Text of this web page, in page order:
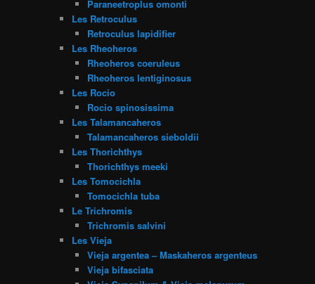
Paraneetroplus omonti
Les Retroculus
Retroculus lapidifier
Les Rheoheros
Rheoheros coeruleus
Rheoheros lentiginosus
Les Rocio
Rocio spinosissima
Les Talamancaheros
Talamancaheros sieboldii
Les Thorichthys
Thorichthys meeki
Les Tomocichla
Tomocichla tuba
Le Trichromis
Trichromis salvini
Les Vieja
Vieja argentea – Maskaheros argenteus
Vieja bifasciata